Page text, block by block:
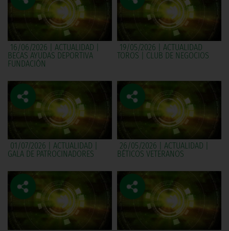
16/06/2026 | ACTUALIDAD |
BECAS AYUDAS DEPORTIVA
FUNDACIÓN
19/05/2026 | ACTUALIDAD
TOROS | CLUB DE NEGOCIOS
01/07/2026 | ACTUALIDAD |
GALA DE PATROCINADORES
26/05/2026 | ACTUALIDAD |
BÉTICOS VETERANOS